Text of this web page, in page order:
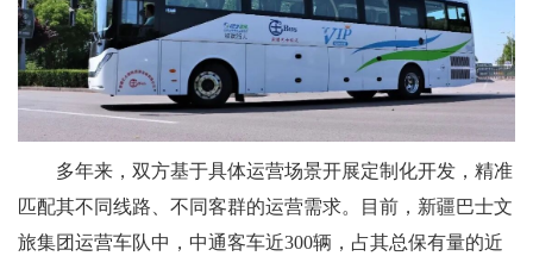
多年来，双方基于具体运营场景开展定制化开发，精准
匹配其不同线路、不同客群的运营需求。目前，新疆巴士文
旅集团运营车队中，中通客车近300辆，占其总保有量的近